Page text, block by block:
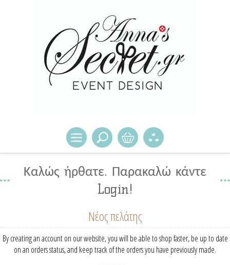
Καλώς ήρθατε. Παρακαλώ κάντε
Login!
Νέος πελάτης
By creating an account on our website, you will be able to shop faster, be up to date
on an orders status, and keep track of the orders you have previously made.